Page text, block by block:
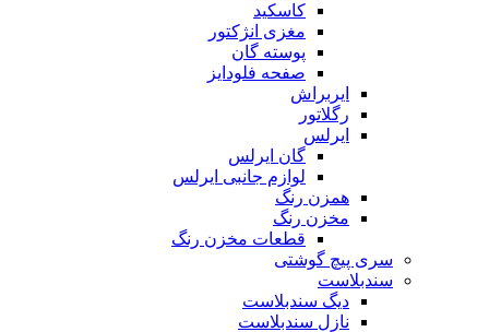
کاسکید
مغزی انژکتور
پوسته گان
صفحه فلودایز
ایربراش
رگلاتور
ایرلس
گان ایرلس
لوازم جانبی ایرلس
همزن رنگ
مخزن رنگ
قطعات مخزن رنگ
سری پیچ گوشتی
سندبلاست
دیگ سندبلاست
نازل سندبلاست